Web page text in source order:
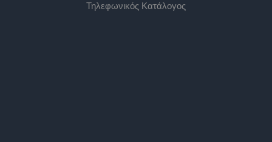
Τηλεφωνικός Κατάλογος